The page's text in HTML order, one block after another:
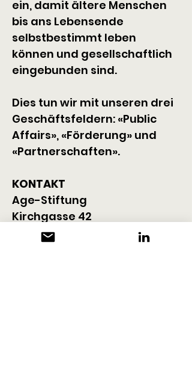
ein, damit ältere Menschen
bis ans Lebensende
selbstbestimmt leben
können und gesellschaftlich
eingebunden sind.
Dies tun wir mit unseren drei
Geschäftsfeldern: «Public
Affairs», «Förderung» und
«Partnerschaften».
KONTAKT
Age-Stiftung
Kirchgasse 42
8001 Zürich